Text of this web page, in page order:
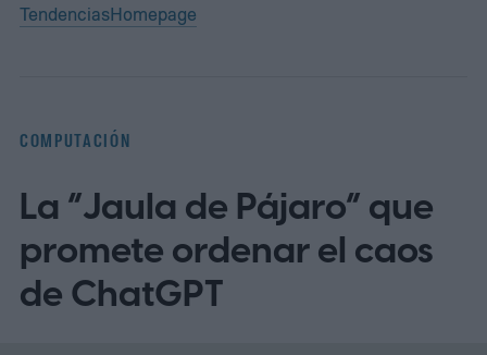
TendenciasHomepage
COMPUTACIÓN
La “Jaula de Pájaro” que
promete ordenar el caos
de ChatGPT